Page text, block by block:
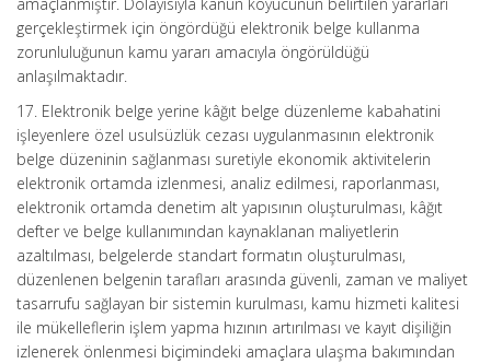
gerçekleştirmek için öngördüğü elektronik belge kullanma
zorunluluğunun kamu yararı amacıyla öngörüldüğü
anlaşılmaktadır.
17. Elektronik belge yerine kâğıt belge düzenleme kabahatini
işleyenlere özel usulsüzlük cezası uygulanmasının elektronik
belge düzeninin sağlanması suretiyle ekonomik aktivitelerin
elektronik ortamda izlenmesi, analiz edilmesi, raporlanması,
elektronik ortamda denetim alt yapısının oluşturulması, kâğıt
defter ve belge kullanımından kaynaklanan maliyetlerin
azaltılması, belgelerde standart formatın oluşturulması,
düzenlenen belgenin tarafları arasında güvenli, zaman ve maliyet
tasarrufu sağlayan bir sistemin kurulması, kamu hizmeti kalitesi
ile mükelleflerin işlem yapma hızının artırılması ve kayıt dişiliğin
izlenerek önlenmesi biçimindeki amaçlara ulaşma bakımından